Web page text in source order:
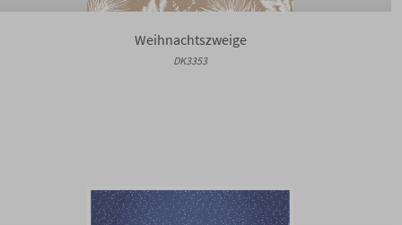
Weihnachtszweige
DK3353